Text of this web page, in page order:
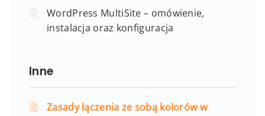
WordPress MultiSite – omówienie,
instalacja oraz konfiguracja
Inne
Zasady łączenia ze sobą kolorów w